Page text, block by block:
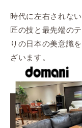
時代に左右されな
匠の技と最先端の
りの日本の美意識
ざいます。